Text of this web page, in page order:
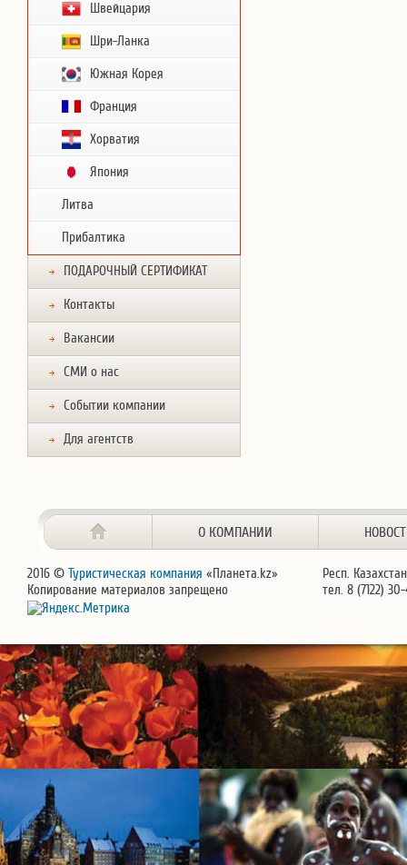
Швейцария
Шри-Ланка
Южная Корея
Франция
Хорватия
Япония
Литва
Прибалтика
ПОДАРОЧНЫЙ СЕРТИФИКАТ
Контакты
Вакансии
СМИ о нас
Событии компании
Для агентств
О КОМПАНИИ
2016 © Туристическая компания «Планета.kz»
Копирование материалов запрещено
Респ.
тел. 8 (7122)